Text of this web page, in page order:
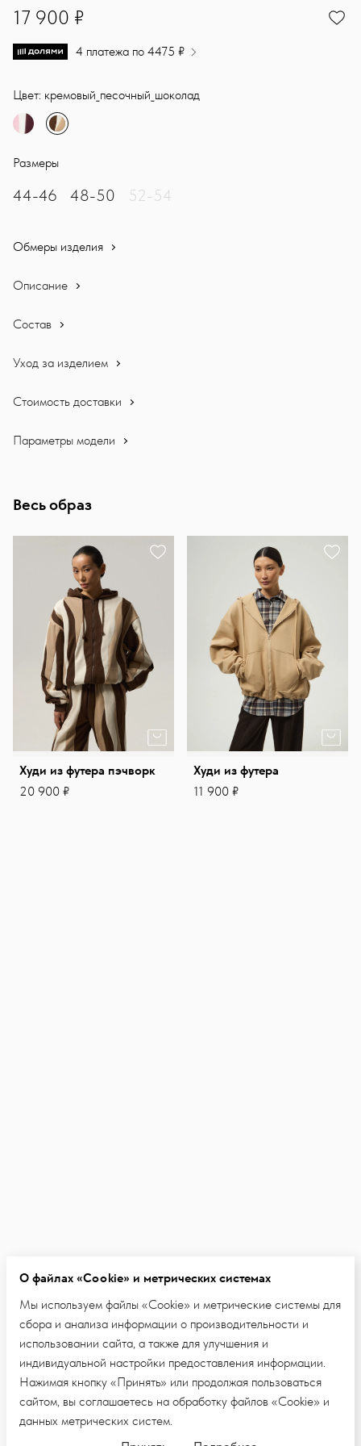
17900
17 900 ₽
4 платежа по 4475 ₽
Цвет: кремовый_песочный_шоколад
Размеры
44-46 48-50 52-54
Обмеры изделия
Описание
Состав
Уход за изделием
Стоимость доставки
Параметры модели
Весь образ
Худи из футера пэчворк
20 900 ₽
Худи из футера
11 900 ₽
О файлах «Cookie» и метрических системах
Мы используем файлы «Cookie» и метрические системы для
сбора и анализа информации о производительности и
использовании сайта, а также для улучшения и
индивидуальной настройки предоставления информации.
Нажимая кнопку «Принять» или продолжая пользоваться
сайтом, вы соглашаетесь на обработку файлов «Cookie» и
данных метрических систем.